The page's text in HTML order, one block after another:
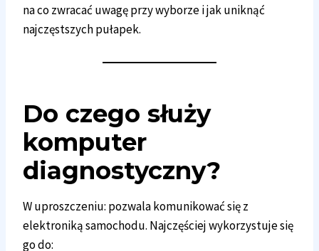
na co zwracać uwagę przy wyborze i jak uniknąć
najczęstszych pułapek.
Do czego służy
komputer
diagnostyczny?
W uproszczeniu: pozwala komunikować się z
elektroniką samochodu. Najczęściej wykorzystuje się
go do: